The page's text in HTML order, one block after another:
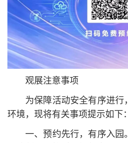
观展注意事项
为保障活动安全有序进行
环境，现将有关事项提示如下：
一、预约先行，有序入园